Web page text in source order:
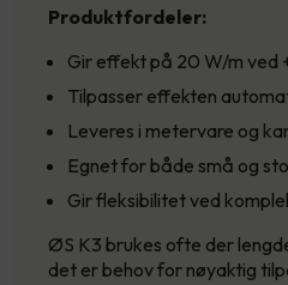
Produktfordeler:
Gir effekt på 20 W/m ved
Tilpasser effekten
Leveres i metervare og
Egnet for både små og
Gir fleksibilitet ved
ØS K3 brukes ofte der
det er behov for nøyaktig